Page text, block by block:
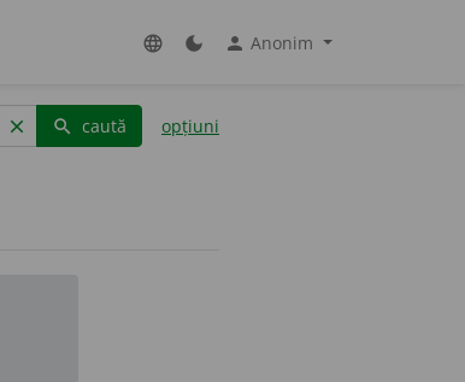
language dark_mode person Anonim
clear search caută opțiuni